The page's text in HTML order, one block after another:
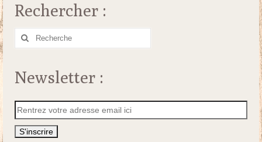
Rechercher :
Rechercher
Newsletter :